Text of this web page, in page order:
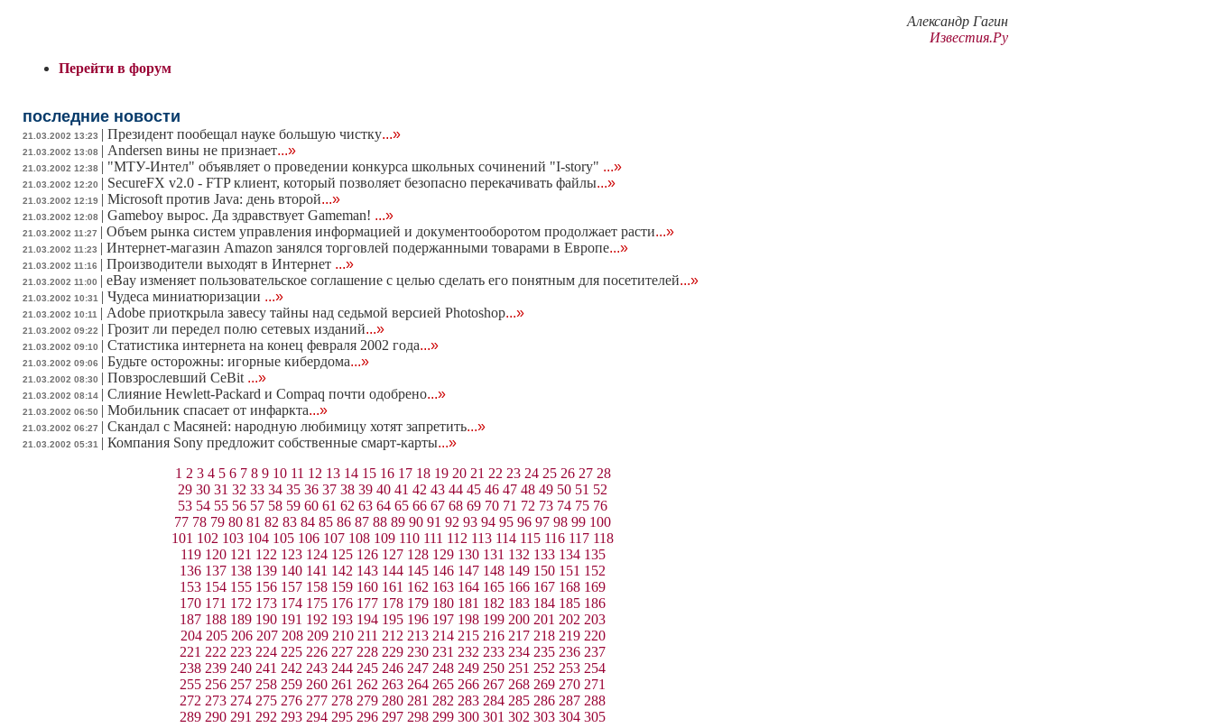
Александр Гагин
Известия.Ру
Перейти в форум
последние новости
21.03.2002 13:23 | Президент пообещал науке большую чистку...»
21.03.2002 13:08 | Andersen вины не признает...»
21.03.2002 12:38 | "МТУ-Интел" объявляет о проведении конкурса школьных сочинений "I-story" ...»
21.03.2002 12:20 | SecureFX v2.0 - FTP клиент, который позволяет безопасно перекачивать файлы...»
21.03.2002 12:19 | Microsoft против Java: день второй...»
21.03.2002 12:08 | Gameboy вырос. Да здравствует Gameman! ...»
21.03.2002 11:27 | Объем рынка систем управления информацией и документооборотом продолжает расти...»
21.03.2002 11:23 | Интернет-магазин Amazon занялся торговлей подержанными товарами в Европе...»
21.03.2002 11:16 | Производители выходят в Интернет ...»
21.03.2002 11:00 | eBay изменяет пользовательское соглашение с целью сделать его понятным для посетителей...»
21.03.2002 10:31 | Чудеса миниатюризации ...»
21.03.2002 10:11 | Adobe приоткрыла завесу тайны над седьмой версией Photoshop...»
21.03.2002 09:22 | Грозит ли передел полю сетевых изданий...»
21.03.2002 09:10 | Статистика интернета на конец февраля 2002 года...»
21.03.2002 09:06 | Будьте осторожны: игорные кибердома...»
21.03.2002 08:30 | Повзрослевший CeBit ...»
21.03.2002 08:14 | Слияние Hewlett-Packard и Compaq почти одобрено...»
21.03.2002 06:50 | Мобильник спасает от инфаркта...»
21.03.2002 06:27 | Скандал с Масяней: народную любимицу хотят запретить...»
21.03.2002 05:31 | Компания Sony предложит собственные смарт-карты...»
1 2 3 4 5 6 7 8 9 10 11 12 13 14 15 16 17 18 19 20 21 22 23 24 25 26 27 28
29 30 31 32 33 34 35 36 37 38 39 40 41 42 43 44 45 46 47 48 49 50 51 52
53 54 55 56 57 58 59 60 61 62 63 64 65 66 67 68 69 70 71 72 73 74 75 76
77 78 79 80 81 82 83 84 85 86 87 88 89 90 91 92 93 94 95 96 97 98 99 100
101 102 103 104 105 106 107 108 109 110 111 112 113 114 115 116 117 118
119 120 121 122 123 124 125 126 127 128 129 130 131 132 133 134 135
136 137 138 139 140 141 142 143 144 145 146 147 148 149 150 151 152
153 154 155 156 157 158 159 160 161 162 163 164 165 166 167 168 169
170 171 172 173 174 175 176 177 178 179 180 181 182 183 184 185 186
187 188 189 190 191 192 193 194 195 196 197 198 199 200 201 202 203
204 205 206 207 208 209 210 211 212 213 214 215 216 217 218 219 220
221 222 223 224 225 226 227 228 229 230 231 232 233 234 235 236 237
238 239 240 241 242 243 244 245 246 247 248 249 250 251 252 253 254
255 256 257 258 259 260 261 262 263 264 265 266 267 268 269 270 271
272 273 274 275 276 277 278 279 280 281 282 283 284 285 286 287 288
289 290 291 292 293 294 295 296 297 298 299 300 301 302 303 304 305